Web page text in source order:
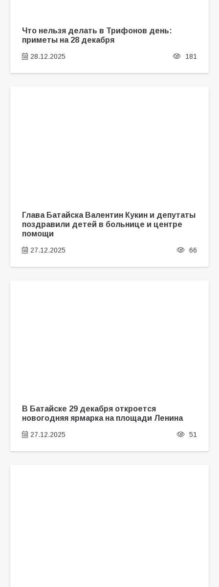
Что нельзя делать в Трифонов день:
приметы на 28 декабря
28.12.2025 181
Глава Батайска Валентин Кукин и депутаты
поздравили детей в больнице и центре
помощи
27.12.2025 66
В Батайске 29 декабря откроется
новогодняя ярмарка на площади Ленина
27.12.2025 51